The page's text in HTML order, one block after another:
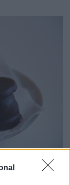
szolnoki